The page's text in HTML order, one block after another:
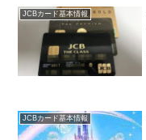
JCBカード基本情報
JCBカード基本情報